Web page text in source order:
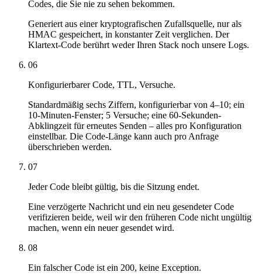
Codes, die Sie nie zu sehen bekommen.
Generiert aus einer kryptografischen Zufallsquelle, nur als
HMAC gespeichert, in konstanter Zeit verglichen. Der
Klartext-Code berührt weder Ihren Stack noch unsere Logs.
06
Konfigurierbarer Code, TTL, Versuche.
Standardmäßig sechs Ziffern, konfigurierbar von 4–10; ein
10-Minuten-Fenster; 5 Versuche; eine 60-Sekunden-
Abklingzeit für erneutes Senden – alles pro Konfiguration
einstellbar. Die Code-Länge kann auch pro Anfrage
überschrieben werden.
07
Jeder Code bleibt gültig, bis die Sitzung endet.
Eine verzögerte Nachricht und ein neu gesendeter Code
verifizieren beide, weil wir den früheren Code nicht ungültig
machen, wenn ein neuer gesendet wird.
08
Ein falscher Code ist ein 200, keine Exception.